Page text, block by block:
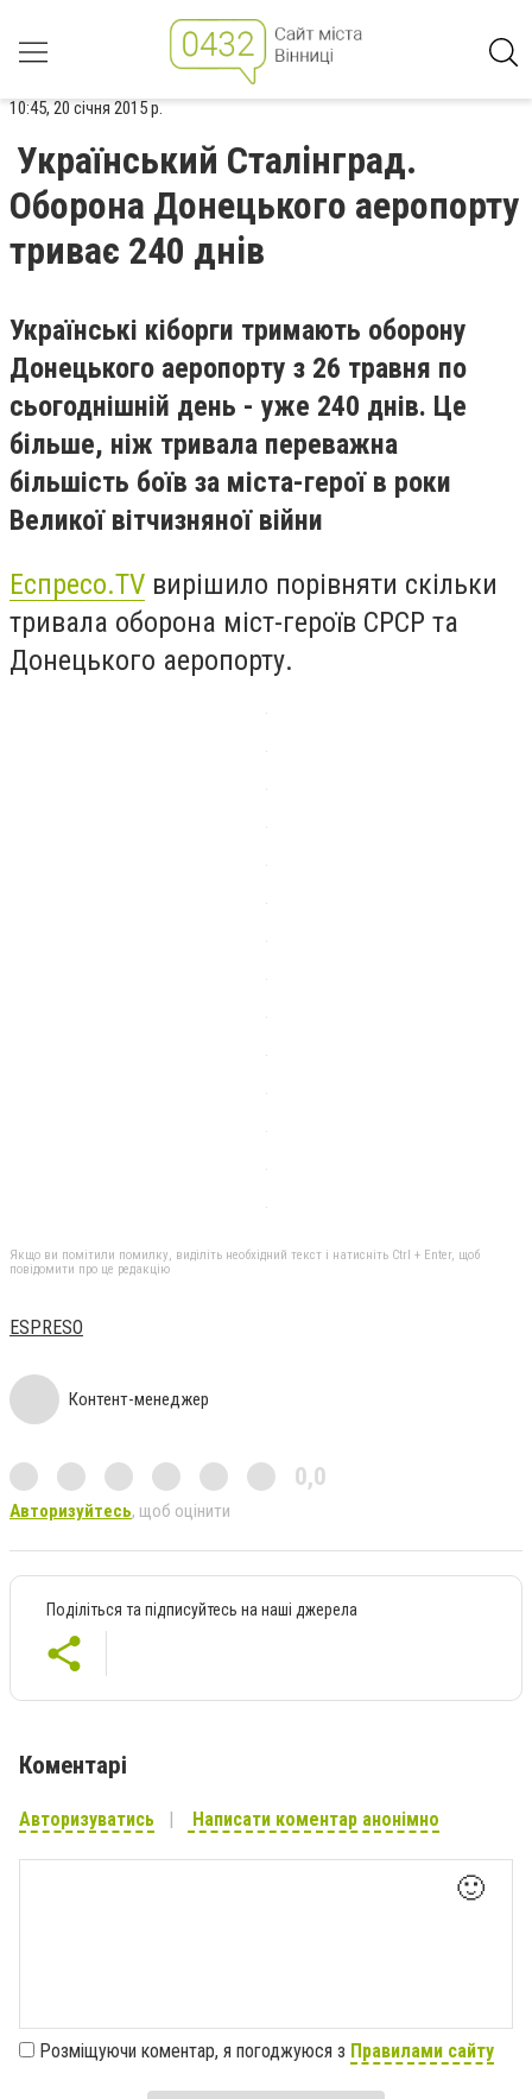
10:45, 20 січня 2015 р.
Український Сталінград.
Оборона Донецького аеропорту
триває 240 днів
Українські кіборги тримають оборону
Донецького аеропорту з 26 травня по
сьогоднішній день - уже 240 днів. Це
більше, ніж тривала переважна
більшість боїв за міста-герої в роки
Великої вітчизняної війни
Еспресо.TV вирішило порівняти скільки
тривала оборона міст-героїв СРСР та
Донецького аеропорту.
Якщо ви помітили помилку, виділіть необхідний текст і натисніть Ctrl + Enter, щоб
повідомити про це редакцію
ESPRESO
Контент-менеджер
0,0
Авторизуйтесь, щоб оцінити
Поділіться та підписуйтесь на наші джерела
Коментарі
Авторизуватись Написати коментар анонімно
🙂
Розміщуючи коментар, я погоджуюся з Правилами сайту